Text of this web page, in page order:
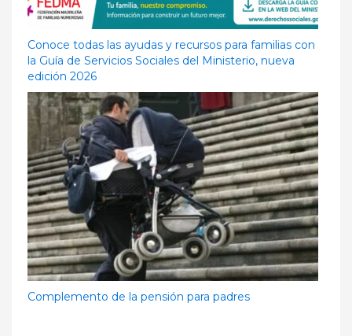
Conoce todas las ayudas y recursos para familias con
la Guía de Servicios Sociales del Ministerio, nueva
edición 2026
Complemento de la pensión para padres